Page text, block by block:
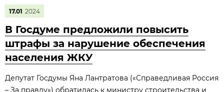
17.01 2024
В Госдуме предложили повысить
штрафы за нарушение обеспечения
населения ЖКУ
Депутат Госдумы Яна Лантратова («Справедливая Россия
– За правду») обратилась к министру строительства и